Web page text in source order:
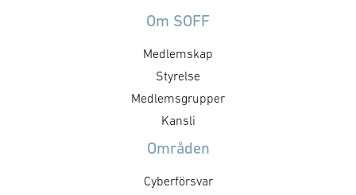
Om SOFF
Medlemskap
Styrelse
Medlemsgrupper
Kansli
Områden
Cyberförsvar